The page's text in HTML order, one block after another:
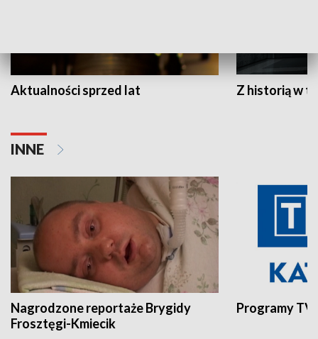
Aktualności sprzed lat Z historią w
INNE
Nagrodzone reportaże Brygidy
Frosztęgi-Kmiecik
Programy